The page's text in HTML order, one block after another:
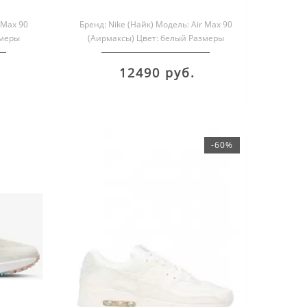
90
Бренд: Nike (Найк) Модель: Air Max 90
(Аирмаксы) Цвет: белый Размеры
обуви: мужские и женск..
12490 руб.
-60%